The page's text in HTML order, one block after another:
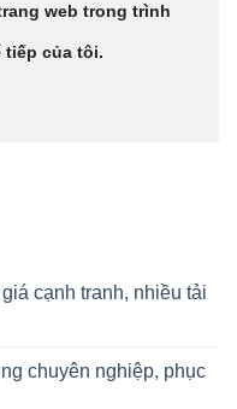
web trong trình
tiếp của tôi.
cạnh tranh, nhiều tải
chuyên nghiệp, phục